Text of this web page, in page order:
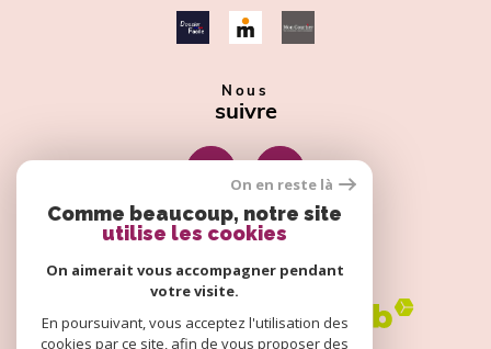
Nous
suivre
Nous
adhérons
On en reste là
Comme beaucoup, notre site
utilise les cookies
On aimerait vous accompagner pendant
votre visite.
En poursuivant, vous acceptez l'utilisation des
cookies par ce site, afin de vous proposer des